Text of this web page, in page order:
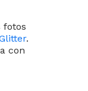
fotos
.
con